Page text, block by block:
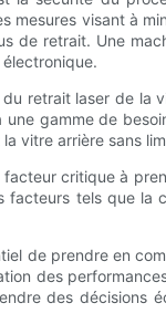
visant à
de retrait. Une
retrait laser de la
gamme de
vitre arrière sans
critique à
tels que la
de prendre en
des
des décisions